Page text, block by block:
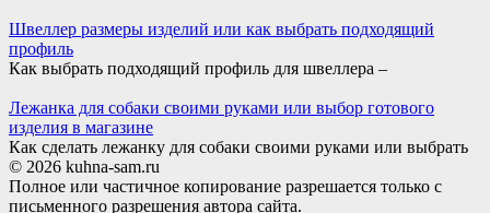
Швеллер размеры изделий или как выбрать подходящий
профиль
Как выбрать подходящий профиль для швеллера –
Лежанка для собаки своими руками или выбор готового
изделия в магазине
Как сделать лежанку для собаки своими руками или выбрать
© 2026 kuhna-sam.ru
Полное или частичное копирование разрешается только с
письменного разрешения автора сайта.